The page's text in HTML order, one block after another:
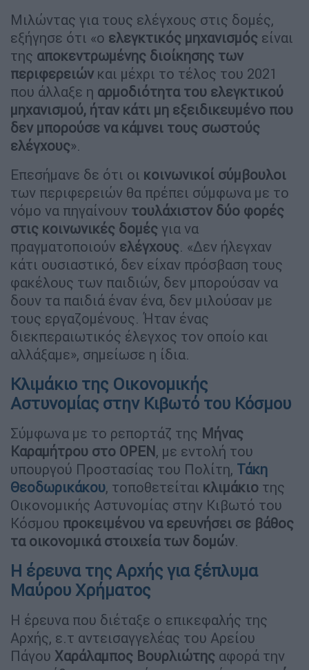
Μιλώντας για τους ελέγχους στις δομές,
εξήγησε ότι «ο ελεγκτικός μηχανισμός είναι
της αποκεντρωμένης διοίκησης των
περιφερειών και μέχρι το τέλος του 2021
που άλλαξε η αρμοδιότητα του ελεγκτικού
μηχανισμού, ήταν κάτι μη εξειδικευμένο που
δεν μπορούσε να κάμνει τους σωστούς
ελέγχους».
Επεσήμανε δε ότι οι κοινωνικοί σύμβουλοι
των περιφερειών θα πρέπει σύμφωνα με το
νόμο να πηγαίνουν τουλάχιστον δύο φορές
στις κοινωνικές δομές για να
πραγματοποιούν ελέγχους. «Δεν ήλεγχαν
κάτι ουσιαστικό, δεν είχαν πρόσβαση τους
φακέλους των παιδιών, δεν μπορούσαν να
δουν τα παιδιά έναν ένα, δεν μιλούσαν με
τους εργαζομένους. Ήταν ένας
διεκπεραιωτικός έλεγχος τον οποίο και
αλλάξαμε», σημείωσε η ίδια.
Κλιμάκιο της Οικονομικής
Αστυνομίας στην Κιβωτό του Κόσμου
Σύμφωνα με το ρεπορτάζ της Μήνας
Καραμήτρου στο OPEN, με εντολή του
υπουργού Προστασίας του Πολίτη, Τάκη
Θεοδωρικάκου, τοποθετείται κλιμάκιο της
Οικονομικής Αστυνομίας στην Κιβωτό του
Κόσμου προκειμένου να ερευνήσει σε βάθος
τα οικονομικά στοιχεία των δομών.
Η έρευνα της Αρχής για ξέπλυμα
Μαύρου Χρήματος
Η έρευνα που διέταξε ο επικεφαλής της
Αρχής, ε.τ αντεισαγγελέας του Αρείου
Πάγου Χαράλαμπος Βουρλιώτης αφορά την